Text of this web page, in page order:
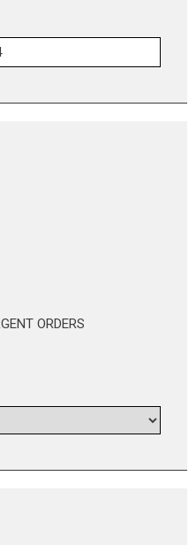
ORDERS